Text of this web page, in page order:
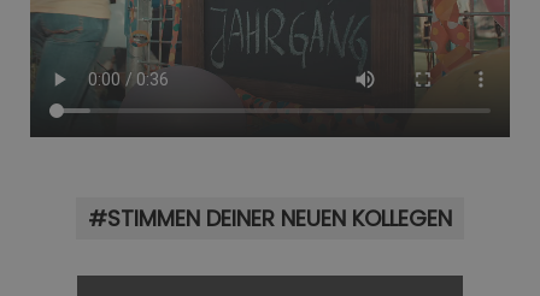
#STIMMEN DEINER NEUEN KOLLEGEN